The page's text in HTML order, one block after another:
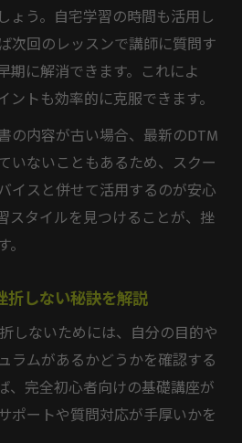
ょう。自宅学習の時間も活用し
次回のレッスンで講師に質問す
期に解消できます。これによ
ントも効率的に克服できます。
の内容が古い場合、最新のDTM
いないこともあるため、スクー
イスと併せて活用するのが安心
スタイルを見つけることが、挫
折しない秘訣を解説
しないためには、自分の目的や
ラムがあるかどうかを確認する
、完全初心者向けの基礎講座が
ポートや質問対応が手厚いかを